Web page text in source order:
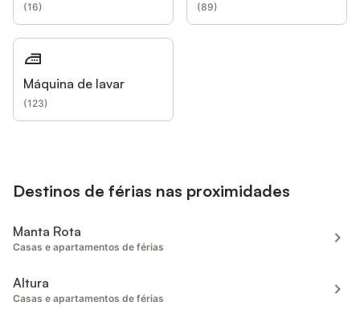
(16) (89)
Máquina de lavar
(123)
Destinos de férias nas proximidades
Manta Rota
Casas e apartamentos de férias
Altura
Casas e apartamentos de férias